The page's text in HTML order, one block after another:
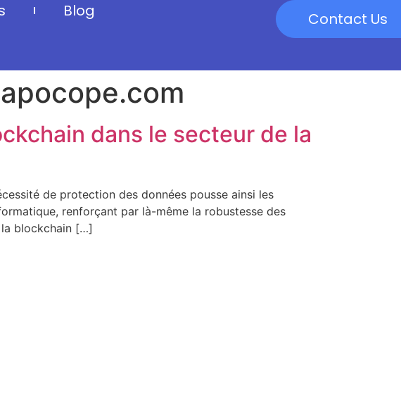
Blog Contact Us
dans le secteur de la
de protection des données pousse ainsi les
renforçant par là-même la robustesse des
la blockchain […]